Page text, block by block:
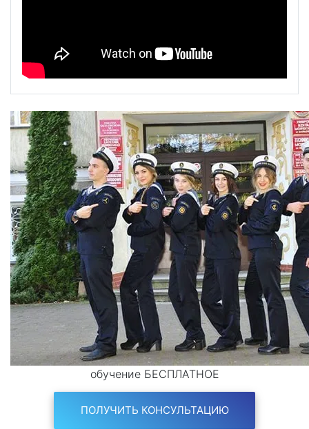
обучение БЕСПЛАТНОЕ
ПОЛУЧИТЬ КОНСУЛЬТАЦИЮ